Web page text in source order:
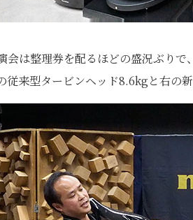
会は整理券を配るほどの盛況ぶり
従来型タービンヘッド8.6kgと右の